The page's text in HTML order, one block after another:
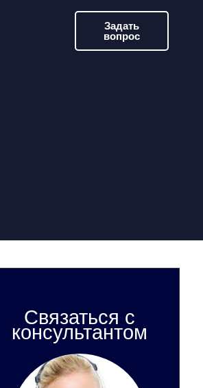
Задать
вопрос
Связаться с
консультантом